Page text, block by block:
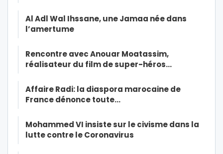
Al Adl Wal Ihssane, une Jamaa née dans
l’amertume
Rencontre avec Anouar Moatassim,
réalisateur du film de super-héros…
Affaire Radi: la diaspora marocaine de
France dénonce toute…
Mohammed VI insiste sur le civisme dans la
lutte contre le Coronavirus